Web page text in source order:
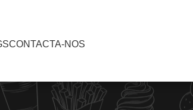
CONTACTA-NOS